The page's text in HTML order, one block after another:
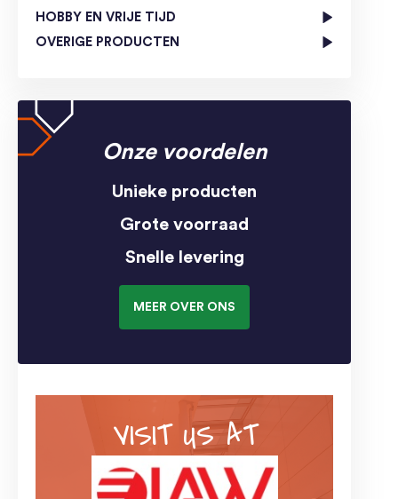
HOBBY EN VRIJE TIJD
OVERIGE PRODUCTEN
Onze voordelen
Unieke producten
Grote voorraad
Snelle levering
MEER OVER ONS
VISIT US AT